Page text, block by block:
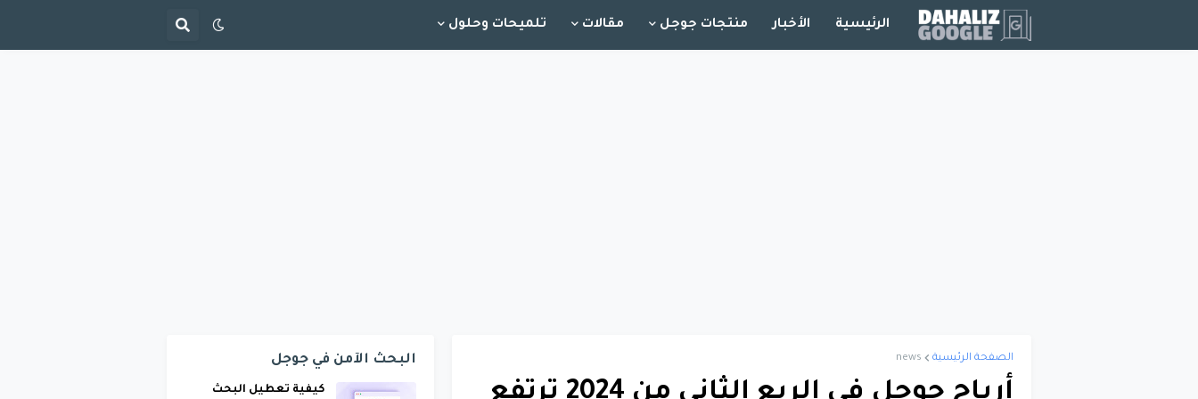
الرئيسية الأخبار منتجات جوجل مقالات تلميحات وحلول
الصفحة الرئيسية news البحث الآمن في جوجل
كيفية تعطيل البحث